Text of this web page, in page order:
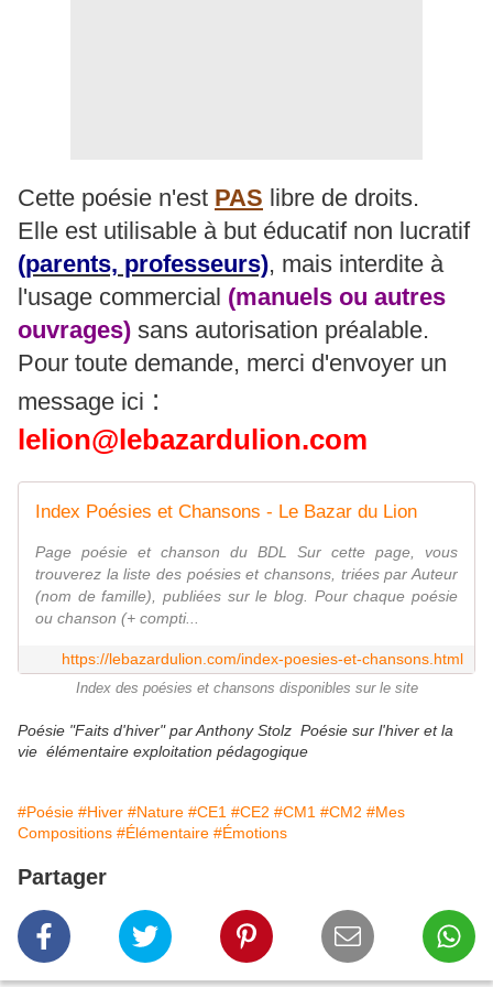
Cette poésie n'est PAS libre de droits.
Elle est utilisable à but éducatif non lucratif
(parents, professeurs), mais interdite à
l'usage commercial (manuels ou autres
ouvrages) sans autorisation préalable.
Pour toute demande, merci d'envoyer un
message ici :
lelion@lebazardulion.com
Index Poésies et Chansons - Le Bazar du Lion
Page poésie et chanson du BDL Sur cette page, vous
trouverez la liste des poésies et chansons, triées par Auteur
(nom de famille), publiées sur le blog. Pour chaque poésie
ou chanson (+ compti...
https://lebazardulion.com/index-poesies-et-chansons.html
Index des poésies et chansons disponibles sur le site
Poésie "Faits d'hiver" par Anthony Stolz Poésie sur l'hiver et la
vie élémentaire exploitation pédagogique
#Poésie #Hiver #Nature #CE1 #CE2 #CM1 #CM2 #Mes
Compositions #Élémentaire #Émotions
Partager